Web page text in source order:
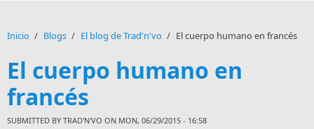
Inicio / Blogs / El blog de Trad'n'vo / El cuerpo humano en francés
El cuerpo humano en
francés
SUBMITTED BY TRAD'N'VO ON MON, 06/29/2015 - 16:58